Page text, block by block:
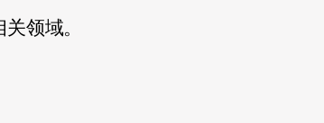
领域。